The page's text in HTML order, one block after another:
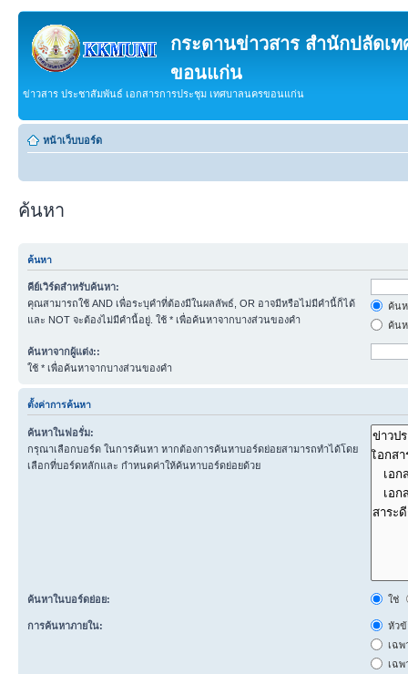
กระดานข่าวสาร สำนักปลัดเ
ขอนแก่น
ข่าวสาร ประชาสัมพันธ์ เอกสารการประชุม เทศบาลนครขอนแก่น
หน้าเว็บบอร์ด
ค้นหา
ค้นหา
คีย์เวิร์ดสำหรับค้นหา:
คุณสามารถใช้ AND เพื่อระบุคำที่ต้องมีในผลลัพธ์, OR อาจมีหรือไม่มีคำนี้ก็ได้
และ NOT จะต้องไม่มีคำนี้อยู่. ใช้ * เพื่อค้นหาจากบางส่วนของคำ
ค้น
ค้น
ค้นหาจากผู้แต่ง::
ใช้ * เพื่อค้นหาจากบางส่วนของคำ
ตั้งค่าการค้นหา
ค้นหาในฟอรั่ม:
กรุณาเลือกบอร์ด ในการค้นหา หากต้องการค้นหาบอร์ดย่อยสามารถทำได้โดย
เลือกที่บอร์ดหลักและ กำหนดค่าให้ค้นหาบอร์ดย่อยด้วย
ค้นหาในบอร์ดย่อย: ใช่
การค้นหาภายใน:
หัว
เฉ
เฉ